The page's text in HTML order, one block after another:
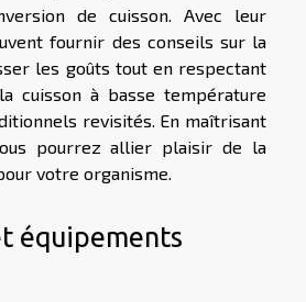
de cuisson. Avec leur
fournir des conseils sur la
les goûts tout en respectant
cuisson à basse température
revisités. En maîtrisant
pourrez allier plaisir de la
votre organisme.
équipements